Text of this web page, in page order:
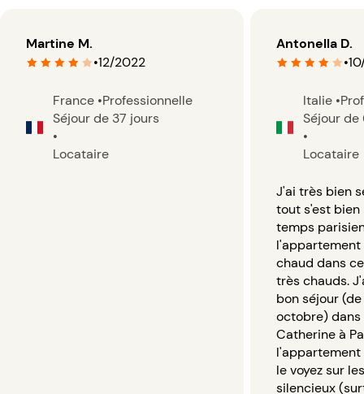
Martine M.
•12/2022
France •Professionnelle
Séjour de 37 jours
•
Locataire
Antonella D.
•
Italie •
Séjour de
•
Locataire
J'ai très bien
tout s'est bien
temps
chaud dans
très chauds.
bon séjour
octobre)
Catherine à
l'appartement
le voyez sur
silencieux